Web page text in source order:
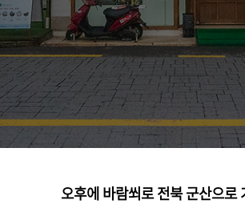
오후에 바람쐬로 전북 군산으로